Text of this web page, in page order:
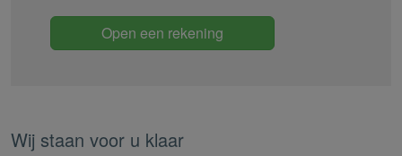
Open een rekening
Wij staan voor u klaar